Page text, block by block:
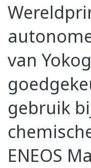
van
gebruik
ENEOS